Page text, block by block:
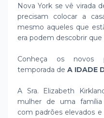
Nova York se vê virada
precisam colocar a
mesmo aqueles que
era podem descobrir
Conheça os novos
temporada de A IDADE
A Sra. Elizabeth
mulher de uma
com padrões elevados